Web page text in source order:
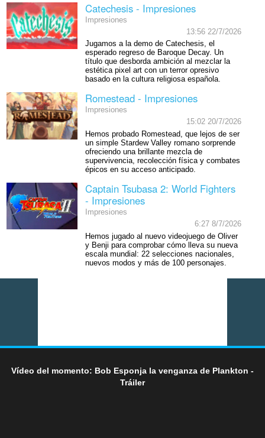
Catechesis - Impresiones
Impresiones
13:56 22/7/2026
Jugamos a la demo de Catechesis, el
esperado regreso de Baroque Decay. Un
título que desborda ambición al mezclar la
estética pixel art con un terror opresivo
basado en la cultura religiosa española.
Romestead - Impresiones
Impresiones
15:02 20/7/2026
Hemos probado Romestead, que lejos de ser
un simple Stardew Valley romano sorprende
ofreciendo una brillante mezcla de
supervivencia, recolección física y combates
épicos en su acceso anticipado.
Captain Tsubasa 2: World Fighters
- Impresiones
Impresiones
6:27 8/7/2026
Hemos jugado al nuevo videojuego de Oliver
y Benji para comprobar cómo lleva su nueva
escala mundial: 22 selecciones nacionales,
nuevos modos y más de 100 personajes.
Vídeo del momento: Bob Esponja la venganza de Plankton -
Tráiler